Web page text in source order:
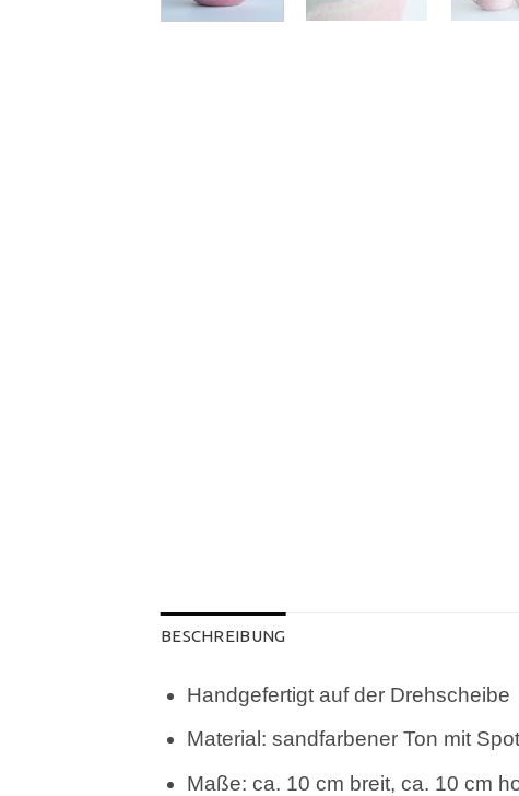
BESCHREIBUNG
Handgefertigt auf der Drehscheibe
Material: sandfarbener Ton mit
Maße: ca. 10 cm breit, ca. 10 cm